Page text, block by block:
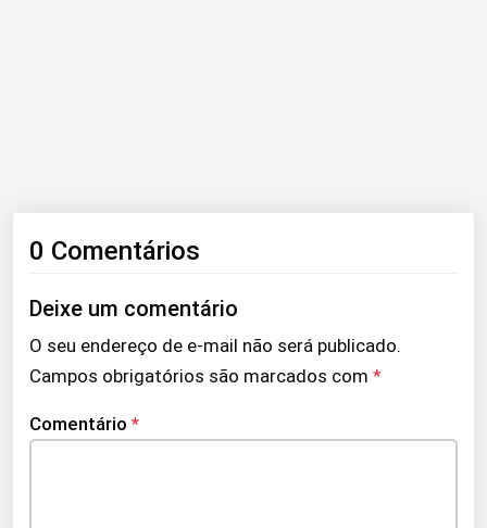
0 Comentários
Deixe um comentário
O seu endereço de e-mail não será publicado.
Campos obrigatórios são marcados com *
Comentário *